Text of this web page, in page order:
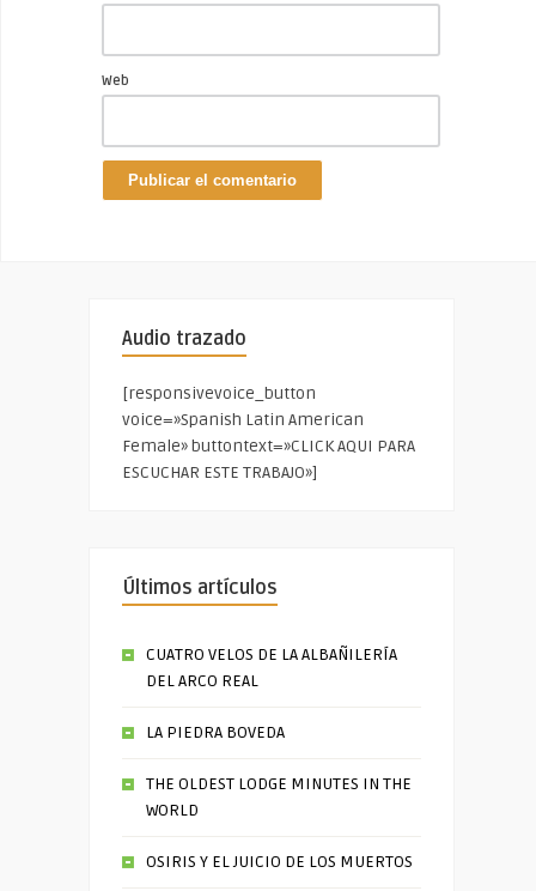
Web
Audio trazado
[responsivevoice_button
voice=»Spanish Latin American
Female» buttontext=»CLICK AQUI PARA
ESCUCHAR ESTE TRABAJO»]
Últimos artículos
CUATRO VELOS DE LA ALBAÑILERÍA
DEL ARCO REAL
LA PIEDRA BOVEDA
THE OLDEST LODGE MINUTES IN THE
WORLD
OSIRIS Y EL JUICIO DE LOS MUERTOS